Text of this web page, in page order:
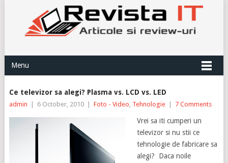
Menu
Ce televizor sa alegi? Plasma vs. LCD vs. LED
admin 6 October, 2010 Foto - Video, Tehnologie 7 Comments
Vrei sa iti cumperi un
televizor si nu stii ce
tehnologie de fabricare sa
alegi? Daca noile